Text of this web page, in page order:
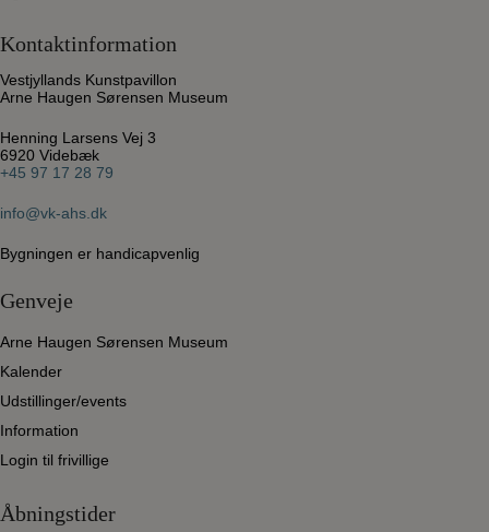
Kontaktinformation
Arne Haugen Sørensen Museum
Henning Larsens Vej 3
+45 97 17 28 79
info@vk-ahs.dk
Genveje
Arne Haugen Sørensen Museum
Kalender
Udstillinger/events
Information